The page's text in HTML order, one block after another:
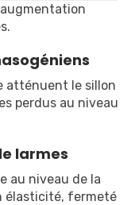
atténuent le sillon
perdus au niveau
larmes
au niveau de la
élasticité, fermeté